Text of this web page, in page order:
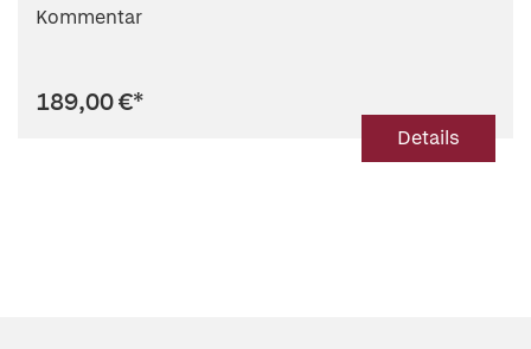
Kommentar
189,00 €*
Details